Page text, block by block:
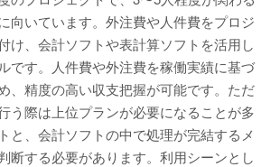
向いています。外注費や人件費をプロジ
け、会計ソフトや表計算ソフトを活用し
です。人件費や外注費を稼働実績に基づ
、精度の高い収支把握が可能です。ただ
う際は上位プランが必要になることが多
と、会計ソフトの中で処理が完結するメ
断する必要があります。利用シーンとし